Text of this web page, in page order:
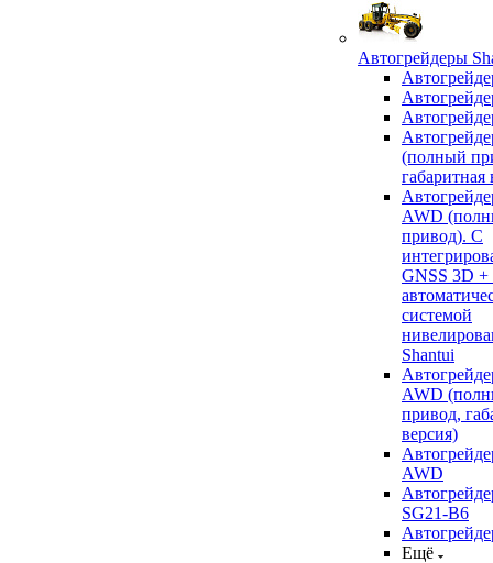
Автогрейдеры
(полный
габаритная
AWD
привод). С
GNSS 3D +
системой
Shantui
AWD
привод,
версия)
AWD
SG21-B6
Ещё